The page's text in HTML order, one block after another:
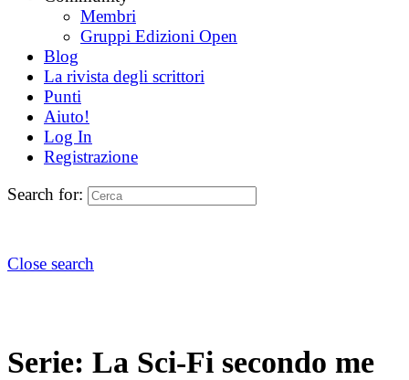
Membri
Gruppi Edizioni Open
Blog
La rivista degli scrittori
Punti
Aiuto!
Log In
Registrazione
Search for:
Close search
Serie: La Sci-Fi secondo me